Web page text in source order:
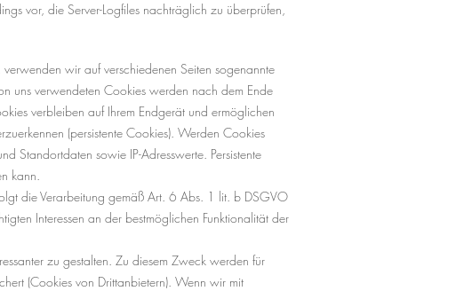
vor, die Server-Logfiles nachträglich zu überprüfen,
wir auf verschiedenen Seiten sogenannte
uns verwendeten Cookies werden nach dem Ende
verbleiben auf Ihrem Endgerät und ermöglichen
(persistente Cookies). Werden Cookies
Standortdaten sowie IP-Adresswerte. Persistente
kann.
die Verarbeitung gemäß Art. 6 Abs. 1 lit. b DSGVO
Interessen an der bestmöglichen Funktionalität der
zu gestalten. Zu diesem Zweck werden für
(Cookies von Drittanbietern). Wenn wir mit